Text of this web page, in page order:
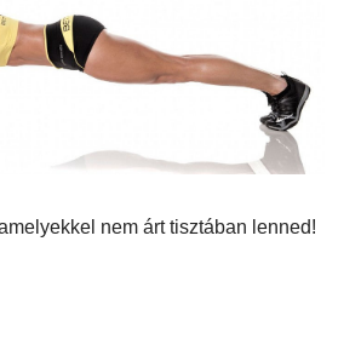
nem árt tisztában lenned!